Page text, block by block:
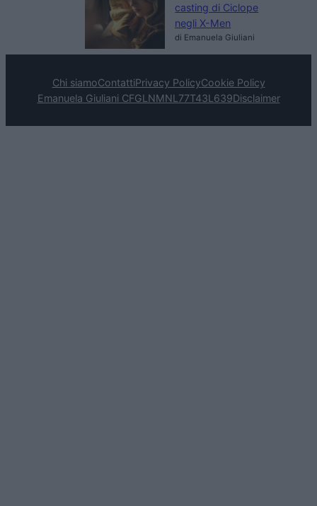
casting di Ciclope
negli X-Men
di Emanuela Giuliani
Chi siamoContattiPrivacy PolicyCookie Policy
Emanuela Giuliani CFGLNMNL77T43L639Disclaimer